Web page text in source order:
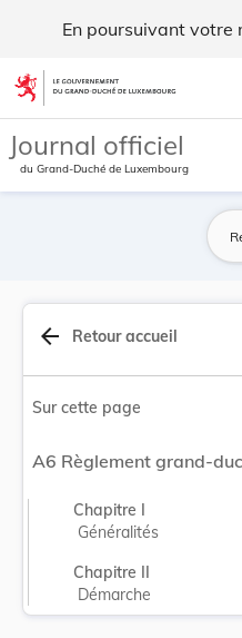
En poursuivant votre
Aller au contenu
Journal officiel
du Grand-Duché de Luxembourg
arrow_back Retour accueil
Sur cette page
Chapitre I
Généralités
Chapitre II
Démarche